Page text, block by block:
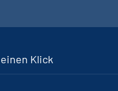
Klick